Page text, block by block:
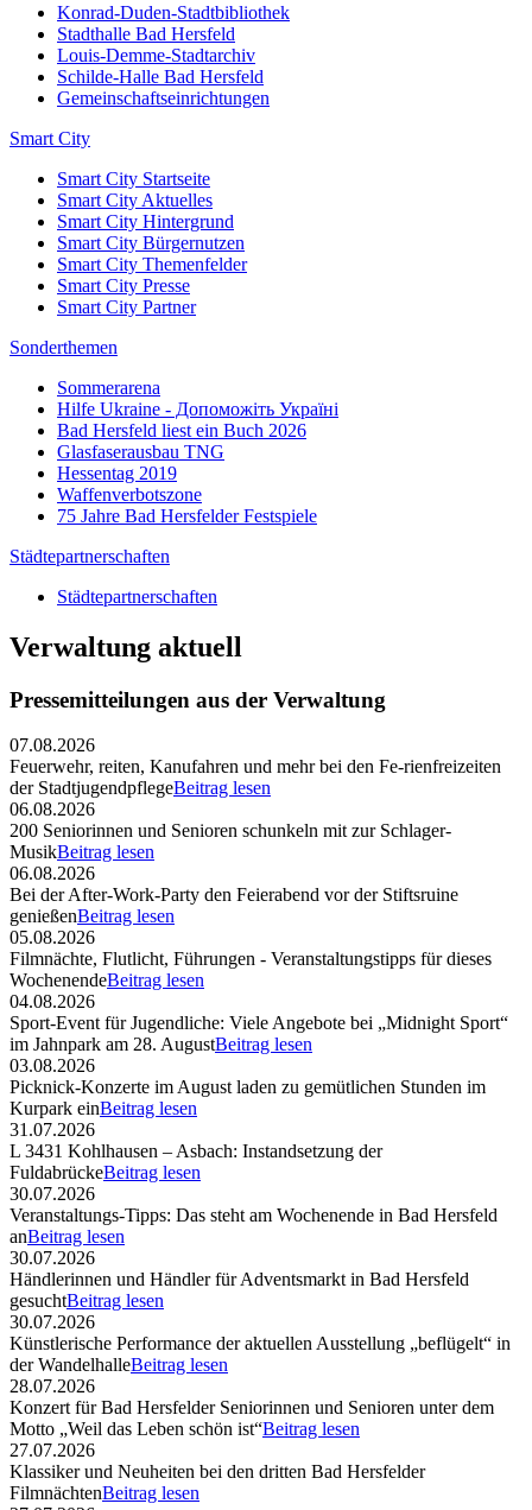
Konrad-Duden-Stadtbibliothek
Stadthalle Bad Hersfeld
Louis-Demme-Stadtarchiv
Schilde-Halle Bad Hersfeld
Gemeinschaftseinrichtungen
Smart City
Smart City Startseite
Smart City Aktuelles
Smart City Hintergrund
Smart City Bürgernutzen
Smart City Themenfelder
Smart City Presse
Smart City Partner
Sonderthemen
Sommerarena
Hilfe Ukraine - Допоможіть Україні
Bad Hersfeld liest ein Buch 2026
Glasfaserausbau TNG
Hessentag 2019
Waffenverbotszone
75 Jahre Bad Hersfelder Festspiele
Städtepartnerschaften
Städtepartnerschaften
Verwaltung aktuell
Pressemitteilungen aus der Verwaltung
07.08.2026
Feuerwehr, reiten, Kanufahren und mehr bei den Fe-rienfreizeiten
der StadtjugendpflegeBeitrag lesen
06.08.2026
200 Seniorinnen und Senioren schunkeln mit zur Schlager-
MusikBeitrag lesen
06.08.2026
Bei der After-Work-Party den Feierabend vor der Stiftsruine
genießenBeitrag lesen
05.08.2026
Filmnächte, Flutlicht, Führungen - Veranstaltungstipps für dieses
WochenendeBeitrag lesen
04.08.2026
Sport-Event für Jugendliche: Viele Angebote bei „Midnight Sport“
im Jahnpark am 28. AugustBeitrag lesen
03.08.2026
Picknick-Konzerte im August laden zu gemütlichen Stunden im
Kurpark einBeitrag lesen
31.07.2026
L 3431 Kohlhausen – Asbach: Instandsetzung der
FuldabrückeBeitrag lesen
30.07.2026
Veranstaltungs-Tipps: Das steht am Wochenende in Bad Hersfeld
anBeitrag lesen
30.07.2026
Händlerinnen und Händler für Adventsmarkt in Bad Hersfeld
gesuchtBeitrag lesen
30.07.2026
Künstlerische Performance der aktuellen Ausstellung „beflügelt“ in
der WandelhalleBeitrag lesen
28.07.2026
Konzert für Bad Hersfelder Seniorinnen und Senioren unter dem
Motto „Weil das Leben schön ist“Beitrag lesen
27.07.2026
Klassiker und Neuheiten bei den dritten Bad Hersfelder
FilmnächtenBeitrag lesen